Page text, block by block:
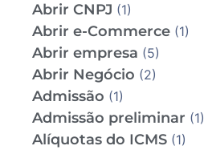
Abrir CNPJ (1)
Abrir e-Commerce (1)
Abrir empresa (5)
Abrir Negócio (2)
Admissão (1)
Admissão preliminar (1)
Alíquotas do ICMS (1)